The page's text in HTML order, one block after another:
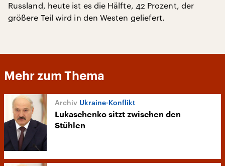
Russland, heute ist es die Hälfte, 42 Prozent, der
größere Teil wird in den Westen geliefert.
Mehr zum Thema
Ukraine-Konflikt
Lukaschenko sitzt zwischen den
Stühlen